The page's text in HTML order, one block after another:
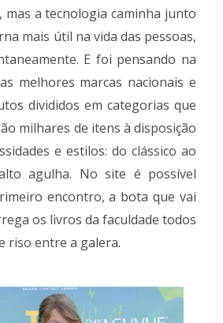
a tecnologia caminha junto
mais útil na vida das pessoas,
E foi pensando na
melhores marcas nacionais e
divididos em categorias que
milhares de itens à disposição
e estilos: do clássico ao
agulha. No site é possível
encontro, a bota que vai
os livros da faculdade todos
riso entre a galera.